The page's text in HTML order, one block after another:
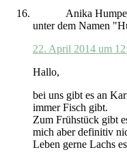
Anika
unter dem Namen
22. April 2014 um
Hallo,
bei uns gibt es an
immer Fisch gibt.
Zum Frühstück gibt
mich aber definitiv
Leben gerne Lachs